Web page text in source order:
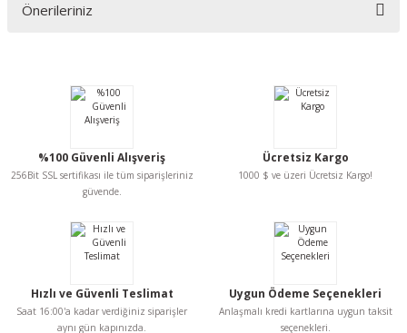
Önerileriniz
Görüş ve önerileriniz için teşekkür ederiz.
Ürün açıklamasında eksik bilgiler bulunuyor.
Ürün bilgilerinde hatalar bulunuyor.
Bu ürüne benzer farklı alternatifler olmalı.
%100 Güvenli Alışveriş
256Bit SSL sertifikası ile tüm siparişleriniz
güvende.
Ücretsiz Kargo
1000 $ ve üzeri Ücretsiz Kargo!
Hızlı ve Güvenli Teslimat
Saat 16:00'a kadar verdiğiniz siparişler
aynı gün kapınızda.
Uygun Ödeme Seçenekleri
Anlaşmalı kredi kartlarına uygun taksit
seçenekleri.